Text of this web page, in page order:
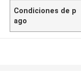
Condiciones de p
ago